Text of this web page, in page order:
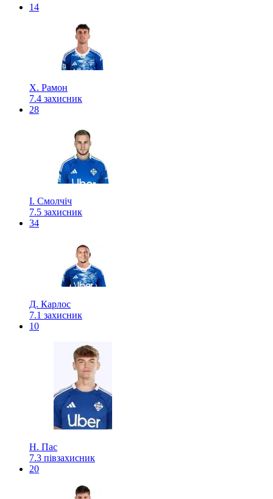
14
Х. Рамон
7.4 захисник
28
І. Смолчіч
7.5 захисник
34
Д. Карлос
7.1 захисник
10
Н. Пас
7.3 півзахисник
20